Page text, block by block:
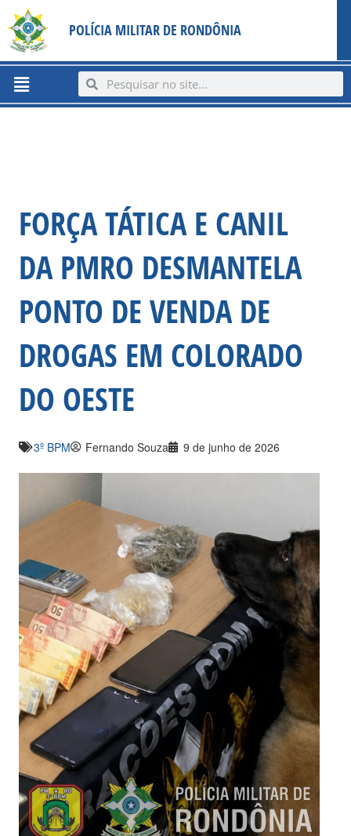
content
para
conteúdo
POLÍCIA MILITAR DE RONDÔNIA
Menu SearchSearch
FORÇA TÁTICA E CANIL
DA PMRO DESMANTELA
PONTO DE VENDA DE
DROGAS EM COLORADO
DO OESTE
3º BPM Fernando Souza 9 de junho de 2026